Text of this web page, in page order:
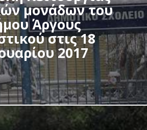
μονάδων του
Άργους
στις 18
2017